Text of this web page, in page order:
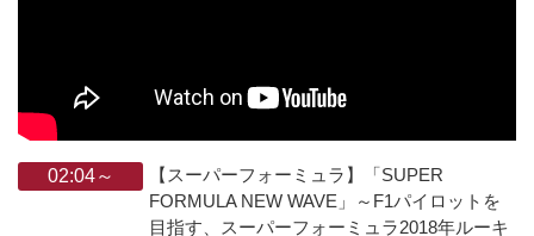
02:04～
【スーパーフォーミュラ】「SUPER
FORMULA NEW WAVE」～F1パイロットを
目指す、スーパーフォーミュラ2018年ルーキ